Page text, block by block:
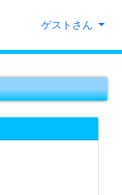
ゲストさん